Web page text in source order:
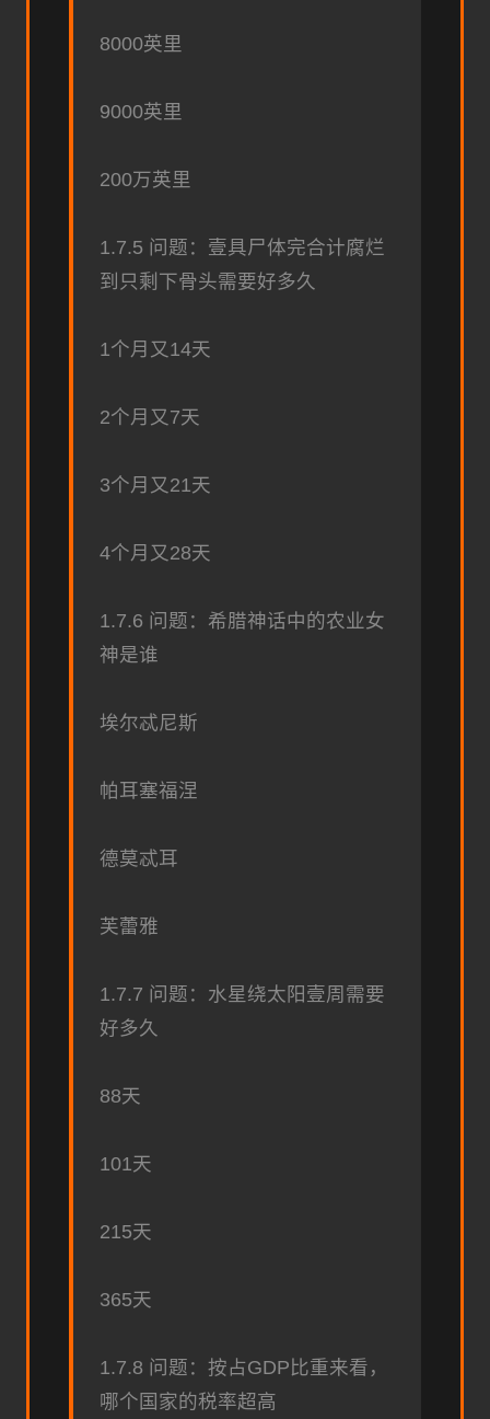
8000英里
9000英里
200万英里
1.7.5 问题：壹具尸体完合计腐烂
到只剩下骨头需要好多久
1个月又14天
2个月又7天
3个月又21天
4个月又28天
1.7.6 问题：希腊神话中的农业女
神是谁
埃尔忒尼斯
帕耳塞福涅
德莫忒耳
芙蕾雅
1.7.7 问题：水星绕太阳壹周需要
好多久
88天
101天
215天
365天
1.7.8 问题：按占GDP比重来看，
哪个国家的税率超高